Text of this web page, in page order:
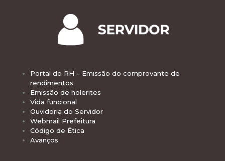
Portal do RH – Emissão do comprovante de
rendimentos
Emissão de holerites
Vida funcional
Ouvidoria do Servidor
Webmail Prefeitura
Código de Ética
Avanços